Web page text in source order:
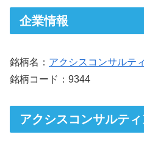
企業情報
銘柄名： アクシスコンサルテ
銘柄コード：9344
アクシスコンサルテ